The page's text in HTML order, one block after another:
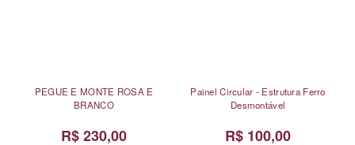
PEGUE E MONTE ROSA E
BRANCO
R$ 230,00
Painel Circular - Estrutura Ferro
Desmontável
R$ 100,00